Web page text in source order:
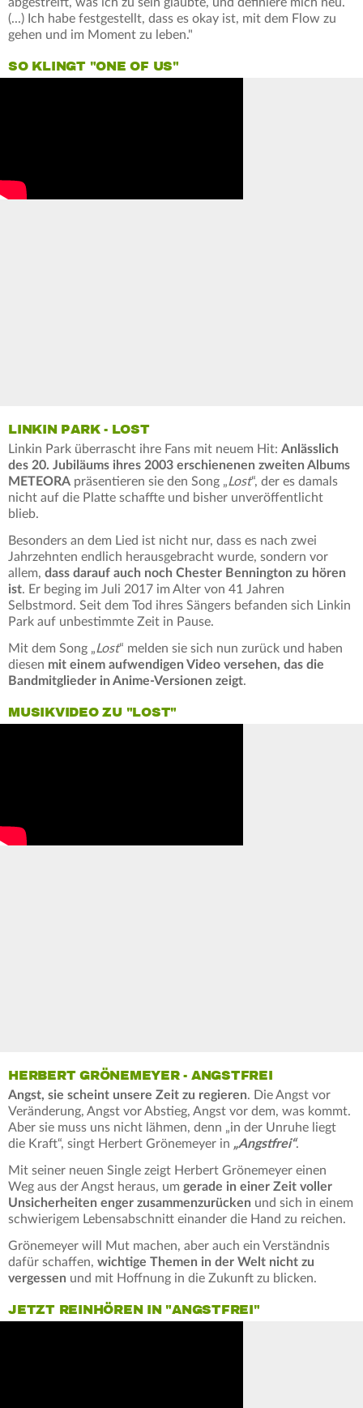
(...) Ich habe festgestellt, dass es okay ist, mit dem Flow zu
gehen und im Moment zu leben."
SO KLINGT "ONE OF US"
LINKIN PARK - LOST
Linkin Park überrascht ihre Fans mit neuem Hit: Anlässlich
des 20. Jubiläums ihres 2003 erschienenen zweiten Albums
METEORA präsentieren sie den Song „Lost“, der es damals
nicht auf die Platte schaffte und bisher unveröffentlicht
blieb.
Besonders an dem Lied ist nicht nur, dass es nach zwei
Jahrzehnten endlich herausgebracht wurde, sondern vor
allem, dass darauf auch noch Chester Bennington zu hören
ist. Er beging im Juli 2017 im Alter von 41 Jahren
Selbstmord. Seit dem Tod ihres Sängers befanden sich Linkin
Park auf unbestimmte Zeit in Pause.
Mit dem Song „Lost“ melden sie sich nun zurück und haben
diesen mit einem aufwendigen Video versehen, das die
Bandmitglieder in Anime-Versionen zeigt.
MUSIKVIDEO ZU "LOST"
HERBERT GRÖNEMEYER - ANGSTFREI
Angst, sie scheint unsere Zeit zu regieren. Die Angst vor
Veränderung, Angst vor Abstieg, Angst vor dem, was kommt.
Aber sie muss uns nicht lähmen, denn „in der Unruhe liegt
die Kraft“, singt Herbert Grönemeyer in „Angstfrei“.
Mit seiner neuen Single zeigt Herbert Grönemeyer einen
Weg aus der Angst heraus, um gerade in einer Zeit voller
Unsicherheiten enger zusammenzurücken und sich in einem
schwierigem Lebensabschnitt einander die Hand zu reichen.
Grönemeyer will Mut machen, aber auch ein Verständnis
dafür schaffen, wichtige Themen in der Welt nicht zu
vergessen und mit Hoffnung in die Zukunft zu blicken.
JETZT REINHÖREN IN "ANGSTFREI"